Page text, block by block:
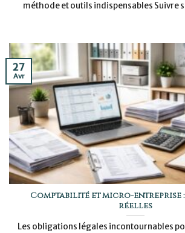
méthode et outils indispensables Suivre
Comptabilité et micro-entreprise
réelles
Les obligations légales incontournables
27
Avr